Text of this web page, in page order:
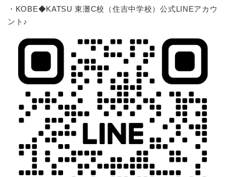
・KOBE◆KATSU 東灘C校（住吉中学校）公式LINEアカウ
ント♪